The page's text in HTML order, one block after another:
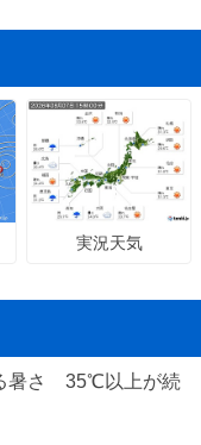
実況天気
暑さ 35℃以上が続